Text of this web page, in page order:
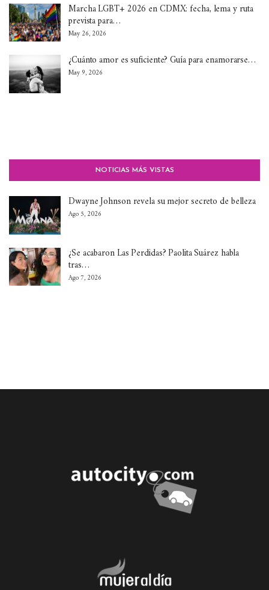
Marcha LGBT+ 2026 en CDMX: fecha, lema y ruta
prevista para…
May 26, 2026
¿Cuánto amor es suficiente? Guía para enamorarse…
May 9, 2026
NOTICIAS MÁS VISTAS
Dwayne Johnson revela su mejor secreto de belleza
Ago 5, 2026
¿Se acabaron Las Perdidas? Paolita Suárez habla
tras…
Ago 7, 2026